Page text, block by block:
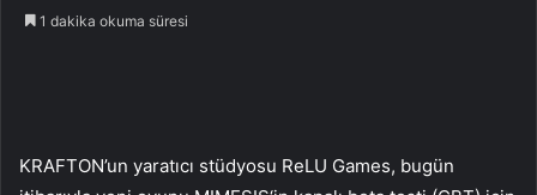
1 dakika okuma süresi
KRAFTON’un yaratıcı stüdyosu ReLU Games, bugün